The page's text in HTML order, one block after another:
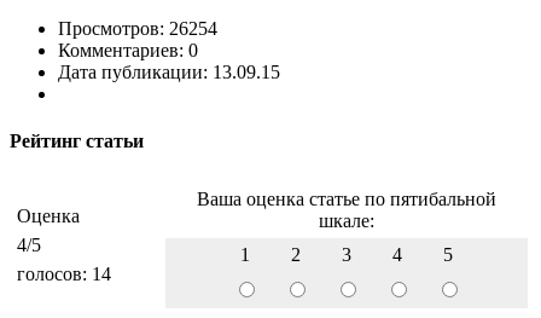
Просмотров: 26254
Комментариев: 0
Дата публикации: 13.09.15
Рейтинг статьи
Оценка
4/5
голосов: 14
Ваша оценка статье по пятибальной
шкале:
1
2 3 4 5